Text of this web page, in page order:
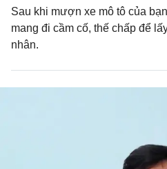
Sau khi mượn xe mô tô của
mang đi cầm cố, thế chấp để
nhân.